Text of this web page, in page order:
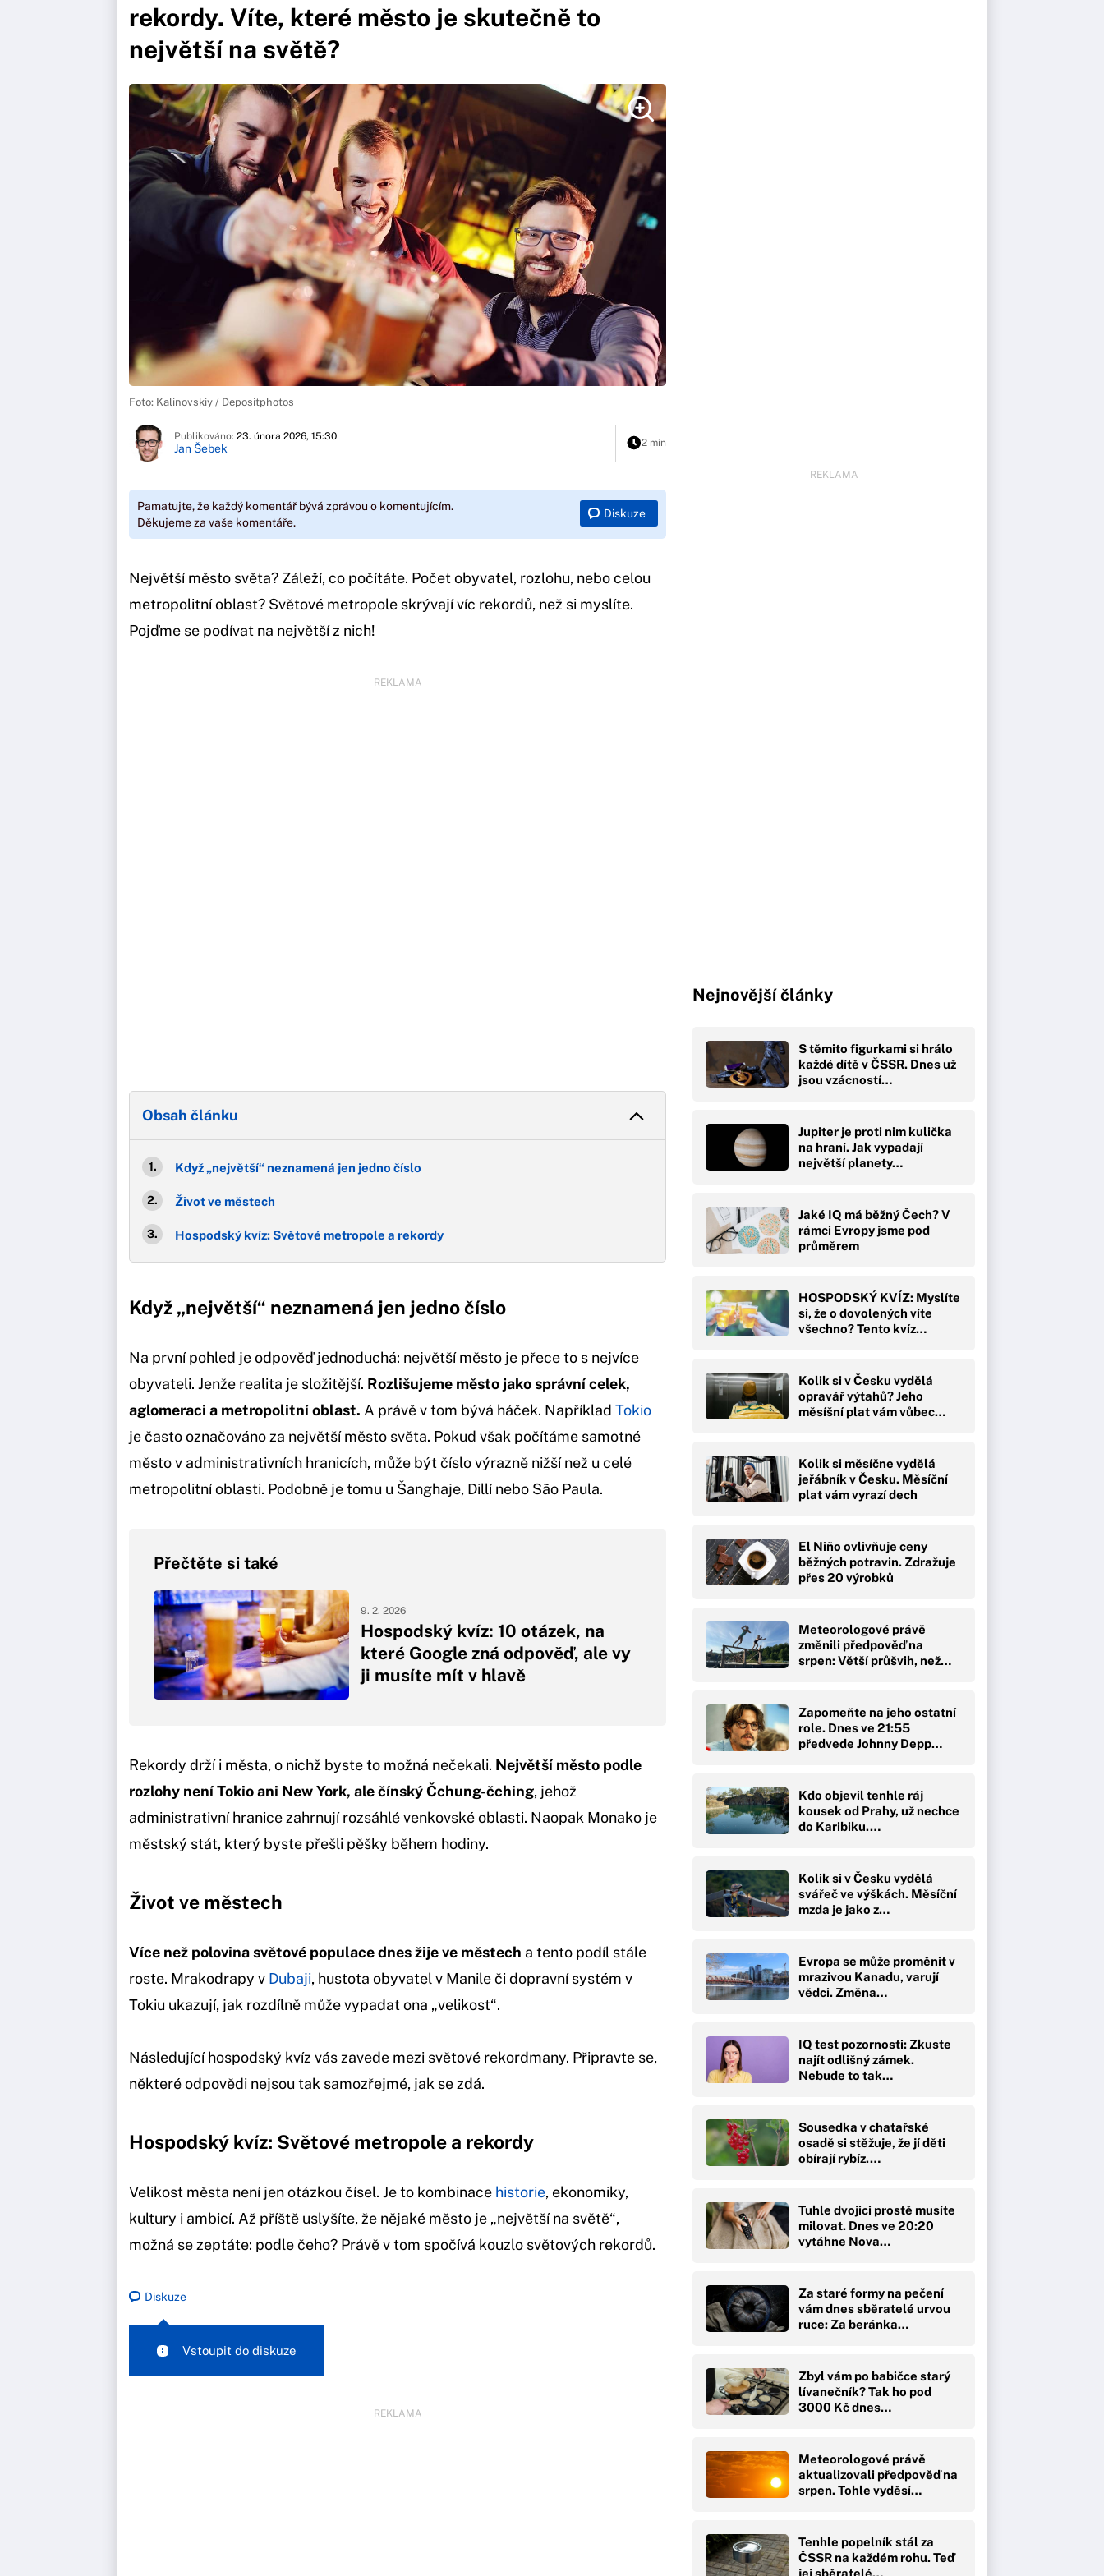
rekordy. Víte, které město je skutečně to
největší na světě?
Foto: Kalinovskiy / Depositphotos
Publikováno: 23. února 2026, 15:30
Jan Šebek 2 min
Pamatujte, že každý komentář bývá zprávou o komentujícím.
Děkujeme za vaše komentáře.
Diskuze
Největší město světa? Záleží, co počítáte. Počet obyvatel, rozlohu, nebo celou
metropolitní oblast? Světové metropole skrývají víc rekordů, než si myslíte.
Pojďme se podívat na největší z nich!
REKLAMA
Obsah článku
Když „největší“ neznamená jen jedno číslo
Život ve městech
Hospodský kvíz: Světové metropole a rekordy
Když „největší“ neznamená jen jedno číslo
Na první pohled je odpověď jednoduchá: největší město je přece to s nejvíce
obyvateli. Jenže realita je složitější. Rozlišujeme město jako správní celek,
aglomeraci a metropolitní oblast. A právě v tom bývá háček. Například Tokio
je často označováno za největší město světa. Pokud však počítáme samotné
město v administrativních hranicích, může být číslo výrazně nižší než u celé
metropolitní oblasti. Podobně je tomu u Šanghaje, Dillí nebo São Paula.
Přečtěte si také
Hospodský kvíz: 10 otázek, na
které Google zná odpověď, ale vy
ji musíte mít v hlavě
9. 2. 2026
Rekordy drží i města, o nichž byste to možná nečekali. Největší město podle
rozlohy není Tokio ani New York, ale čínský Čchung-čching, jehož
administrativní hranice zahrnují rozsáhlé venkovské oblasti. Naopak Monako je
městský stát, který byste přešli pěšky během hodiny.
Život ve městech
Více než polovina světové populace dnes žije ve městech a tento podíl stále
roste. Mrakodrapy v Dubaji, hustota obyvatel v Manile či dopravní systém v
Tokiu ukazují, jak rozdílně může vypadat ona „velikost“.
Následující hospodský kvíz vás zavede mezi světové rekordmany. Připravte se,
některé odpovědi nejsou tak samozřejmé, jak se zdá.
Hospodský kvíz: Světové metropole a rekordy
Velikost města není jen otázkou čísel. Je to kombinace historie, ekonomiky,
kultury i ambicí. Až příště uslyšíte, že nějaké město je „největší na světě“,
možná se zeptáte: podle čeho? Právě v tom spočívá kouzlo světových rekordů.
Diskuze
Vstoupit do diskuze
REKLAMA
REKLAMA
Nejnovější články
S těmito figurkami si hrálo
každé dítě v ČSSR. Dnes už
jsou vzácností…
Jupiter je proti nim kulička
na hraní. Jak vypadají
největší planety…
Jaké IQ má běžný Čech? V
rámci Evropy jsme pod
průměrem
HOSPODSKÝ KVÍZ: Myslíte
si, že o dovolených víte
všechno? Tento kvíz…
Kolik si v Česku vydělá
opravář výtahů? Jeho
měsíšní plat vám vůbec…
Kolik si měsíčne vydělá
jeřábník v Česku. Měsíční
plat vám vyrazí dech
El Niño ovlivňuje ceny
běžných potravin. Zdražuje
přes 20 výrobků
Meteorologové právě
změnili předpověď na
srpen: Větší průšvih, než…
Zapomeňte na jeho ostatní
role. Dnes ve 21:55
předvede Johnny Depp…
Kdo objevil tenhle ráj
kousek od Prahy, už nechce
do Karibiku.…
Kolik si v Česku vydělá
svářeč ve výškách. Měsíční
mzda je jako z…
Evropa se může proměnit v
mrazivou Kanadu, varují
vědci. Změna…
IQ test pozornosti: Zkuste
najít odlišný zámek.
Nebude to tak…
Sousedka v chatařské
osadě si stěžuje, že jí děti
obírají rybíz.…
Tuhle dvojici prostě musíte
milovat. Dnes ve 20:20
vytáhne Nova…
Za staré formy na pečení
vám dnes sběratelé urvou
ruce: Za beránka…
Zbyl vám po babičce starý
lívanečník? Tak ho pod
3000 Kč dnes…
Meteorologové právě
aktualizovali předpověď na
srpen. Tohle vyděsí…
Tenhle popelník stál za
ČSSR na každém rohu. Teď
jej sběratelé…